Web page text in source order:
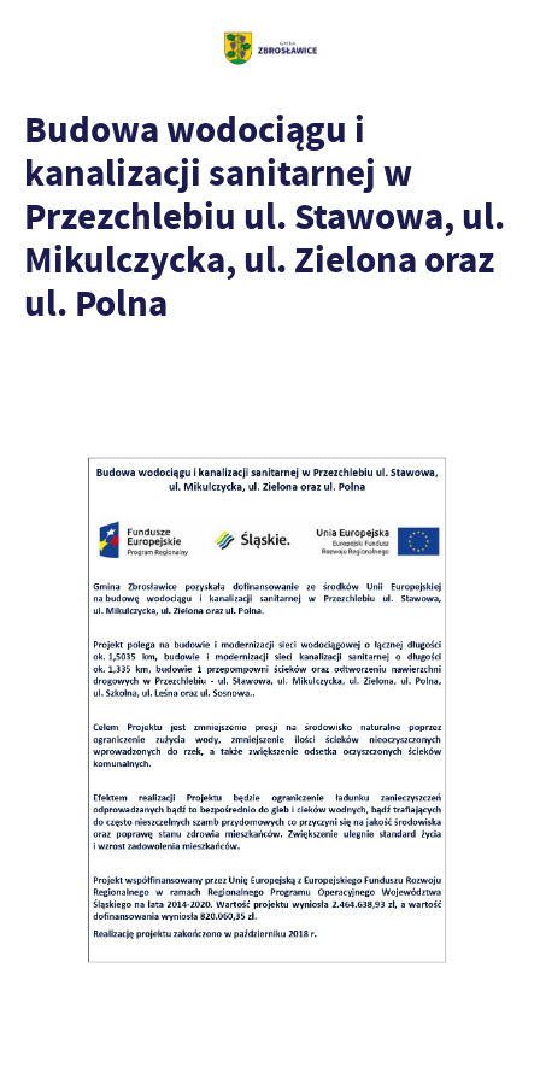
Budowa wodociągu i
kanalizacji sanitarnej w
Przezchlebiu ul. Stawowa, ul.
Mikulczycka, ul. Zielona oraz
ul. Polna